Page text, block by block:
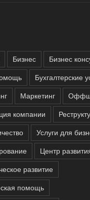
Бизнес
Бизнес
Бухгалтерские
Маркетинг
компании
Услуги для
Центр
развитие
помощь